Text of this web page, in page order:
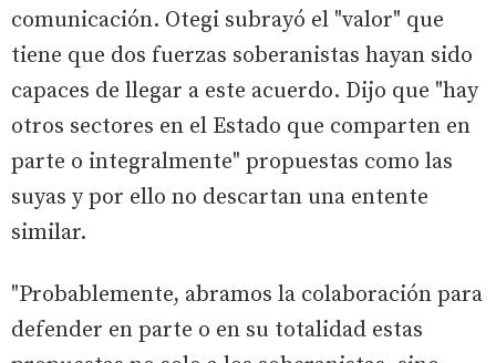
comunicación. Otegi subrayó el "valor" que
tiene que dos fuerzas soberanistas hayan sido
capaces de llegar a este acuerdo. Dijo que "hay
otros sectores en el Estado que comparten en
parte o integralmente" propuestas como las
suyas y por ello no descartan una entente
similar.
"Probablemente, abramos la colaboración para
defender en parte o en su totalidad estas